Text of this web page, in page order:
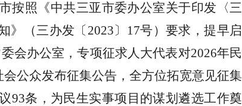
按照《中共三亚市委办公室关于印发〈三
》（三办发〔 2023〕 17号）要求，提早启
会办公室，专项征求人大代表对2026年民
公众发布征集公告，全方位拓宽意见征集
93条，为民生实事项目的谋划遴选工作奠